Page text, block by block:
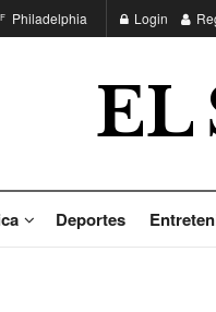
Philadelphia Login
EL
Deportes